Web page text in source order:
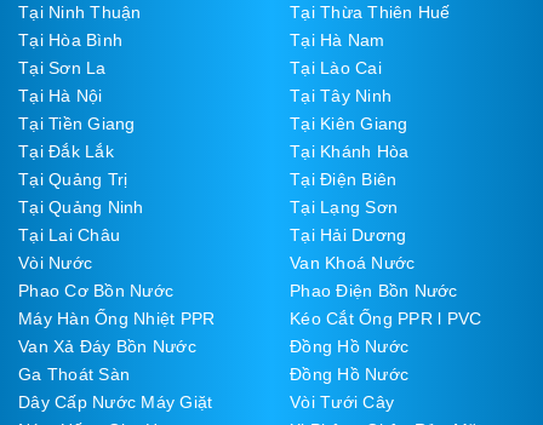
Tại Ninh Thuận
Tại Thừa Thiên Huế
Tại Hòa Bình
Tại Hà Nam
Tại Sơn La
Tại Lào Cai
Tại Hà Nội
Tại Tây Ninh
Tại Tiền Giang
Tại Kiên Giang
Tại Đắk Lắk
Tại Khánh Hòa
Tại Quảng Trị
Tại Điện Biên
Tại Quảng Ninh
Tại Lạng Sơn
Tại Lai Châu
Tại Hải Dương
Vòi Nước
Van Khoá Nước
Phao Cơ Bồn Nước
Phao Điện Bồn Nước
Máy Hàn Ống Nhiệt PPR
Kéo Cắt Ống PPR l PVC
Van Xả Đáy Bồn Nước
Đồng Hồ Nước
Ga Thoát Sàn
Đồng Hồ Nước
Dây Cấp Nước Máy Giặt
Vòi Tưới Cây